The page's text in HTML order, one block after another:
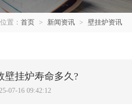
置： 首页 > 新闻资讯 > 壁挂炉资讯
壁挂炉寿命多久?
07-16 09:42:12